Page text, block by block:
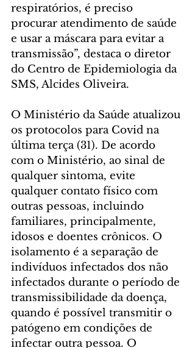
respiratórios, é preciso
procurar atendimento de saúde
e usar a máscara para evitar a
transmissão”, destaca o diretor
do Centro de Epidemiologia da
SMS, Alcides Oliveira.
O Ministério da Saúde atualizou
os protocolos para Covid na
última terça (31). De acordo
com o Ministério, ao sinal de
qualquer sintoma, evite
qualquer contato físico com
outras pessoas, incluindo
familiares, principalmente,
idosos e doentes crônicos. O
isolamento é a separação de
indivíduos infectados dos não
infectados durante o período de
transmissibilidade da doença,
quando é possível transmitir o
patógeno em condições de
infectar outra pessoa. O